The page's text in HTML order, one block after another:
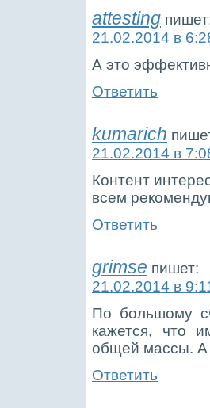
attesting
21.02.2014 в
А это
Ответить
kumarich
21.02.2014 в
Контент
всем
Ответить
grimse пишет:
21.02.2014 в
По большому
кажется, что
общей массы. А
Ответить